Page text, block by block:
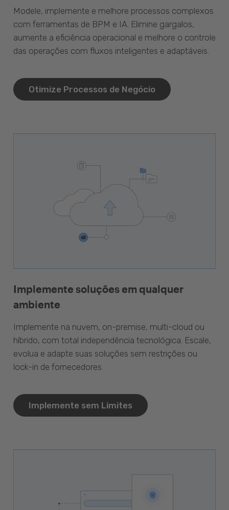
Modele, implemente e melhore processos complexos
com ferramentas de BPM e IA. Elimine gargalos,
aumente a eficiência operacional e melhore o controle
das operações com fluxos inteligentes e adaptáveis.
Otimize Processos de Negócio
Implemente soluções em qualquer
ambiente
Implemente na nuvem, on-premise, multi-cloud ou
híbrido, com total independência tecnológica. Escale,
evolua e adapte suas soluções sem restrições ou
lock-in de fornecedores.
Implemente sem Limites